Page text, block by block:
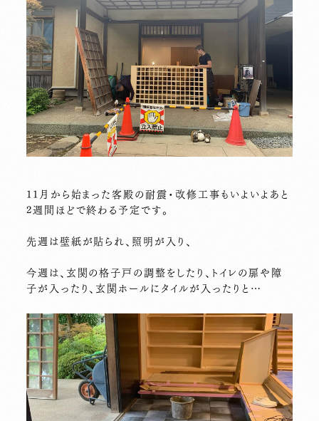
11月から始まった客殿の耐震・改修工事もいよいよあと
2週間ほどで終わる予定です。
先週は壁紙が貼られ、照明が入り、
今週は、玄関の格子戸の調整をしたり、トイレの扉や障
子が入ったり、玄関ホールにタイルが入ったりと…